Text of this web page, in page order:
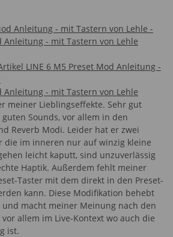
LINE 6 M5 Preset Mod Anleitung -
Anleitung - mit Tastern von Lehle
meiner Lieblingseffekte. Sehr gut
Sounds, vor allem in den
Reverb Modi. Leider hat er zwei
die im inneren nur auf winzig kleine
leicht kaputt, sind unzuverlässig
Haptik. Außerdem fehlt meiner
Taster mit dem direkt in den Preset-
kann. Diese Modifikation behebt
und macht meiner Meinung nach den
allem im Live-Kontext wo auch die
ist.